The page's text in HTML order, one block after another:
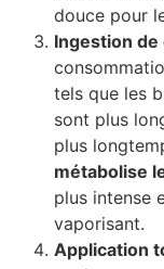
douce pour
Ingestion
tels que les
sont plus
plus
métabolise
plus intense
vaporisant.
Application